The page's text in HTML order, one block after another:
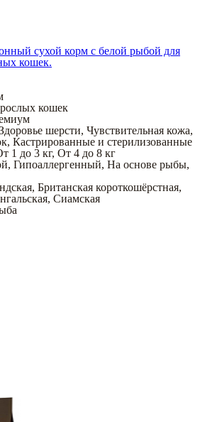
сухой корм с белой рыбой для
кошек.
кошек
шерсти, Чувствительная кожа,
, Кастрированные и стерилизованные
1 до 3 кг, От 4 до 8 кг
, Гипоаллергенный, На основе рыбы,
, Британская короткошёрстная,
, Сиамская